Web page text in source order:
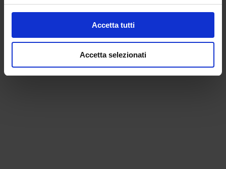
Accetta tutti
Accetta selezionati